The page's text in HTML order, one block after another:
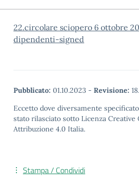
22.circolare sciopero 6 ottobre
dipendenti-signed
Pubblicato: 01.10.2023 - Revisione:
Eccetto dove diversamente
stato rilasciato sotto Licenza Creative
Attribuzione 4.0 Italia.
Stampa / Condividi